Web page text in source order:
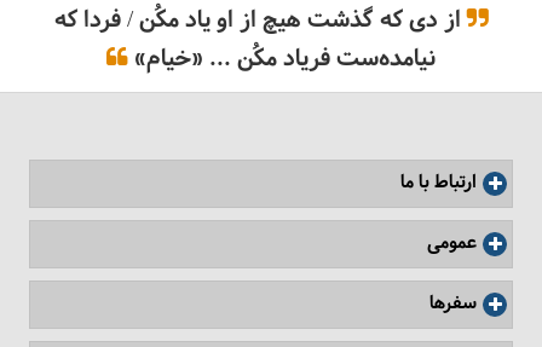
از دی که گذشت هیچ از او یاد مکُن / فردا که
نیامده‌ست فریاد مکُن ... «خیام»
ارتباط با ما
عمومی
سفرها